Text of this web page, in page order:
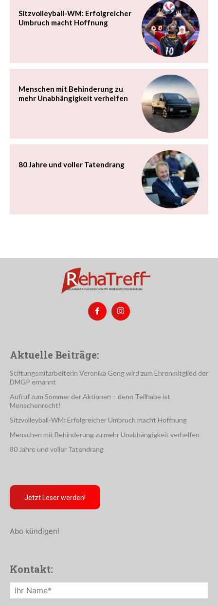
Sitzvolleyball-WM: Erfolgreicher
Umbruch macht Hoffnung
Menschen mit Behinderung zu
mehr Unabhängigkeit verhelfen
80 Jahre und voller Tatendrang
Aktuelle Beiträge:
Stiftungsmitarbeiterin Veronika Geng wird zum Ehrenmitglied der
DMGP ernannt
Aufruf zum Sommer der Aktionen – denn Teilhabe ist
Menschenrecht!
Sitzvolleyball-WM: Erfolgreicher Umbruch macht Hoffnung
Menschen mit Behinderung zu mehr Unabhängigkeit verhelfen
80 Jahre und voller Tatendrang
Jetzt Leser werden!
Abo kündigen!
Kontakt: